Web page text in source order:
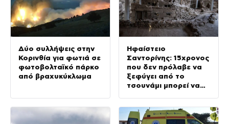
Δύο συλλήψεις στην
Κορινθία για φωτιά σε
φωτοβολταϊκό πάρκο
από βραχυκύκλωμα
Ηφαίστειο
Σαντορίνης: 15χρονος
που δεν πρόλαβε να
ξεφύγει από το
τσουνάμι μπορεί να
προϊστορικής έκρηξης